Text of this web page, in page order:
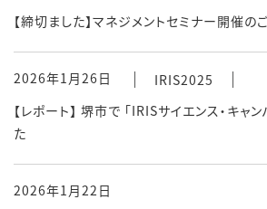
【締切ました】マネジメントセミナー開催の
2026年1月26日
IRIS2025
【レポート】 堺市で 「IRISサイエンス・キャ
た
2026年1月22日